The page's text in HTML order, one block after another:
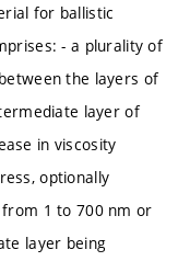
for ballistic
- a plurality of
the layers of
layer of
in viscosity
optionally
1 to 700 nm or
layer being